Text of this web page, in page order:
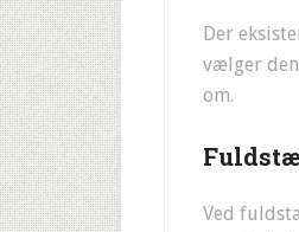
Der
vælger
om.
Ved